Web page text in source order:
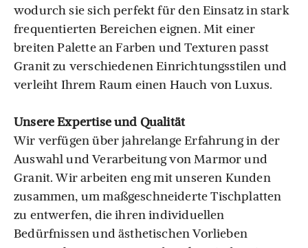
wodurch sie sich perfekt für den Einsatz in stark
frequentierten Bereichen eignen. Mit einer
breiten Palette an Farben und Texturen passt
Granit zu verschiedenen Einrichtungsstilen und
verleiht Ihrem Raum einen Hauch von Luxus.
Unsere Expertise und Qualität
Wir verfügen über jahrelange Erfahrung in der
Auswahl und Verarbeitung von Marmor und
Granit. Wir arbeiten eng mit unseren Kunden
zusammen, um maßgeschneiderte Tischplatten
zu entwerfen, die ihren individuellen
Bedürfnissen und ästhetischen Vorlieben